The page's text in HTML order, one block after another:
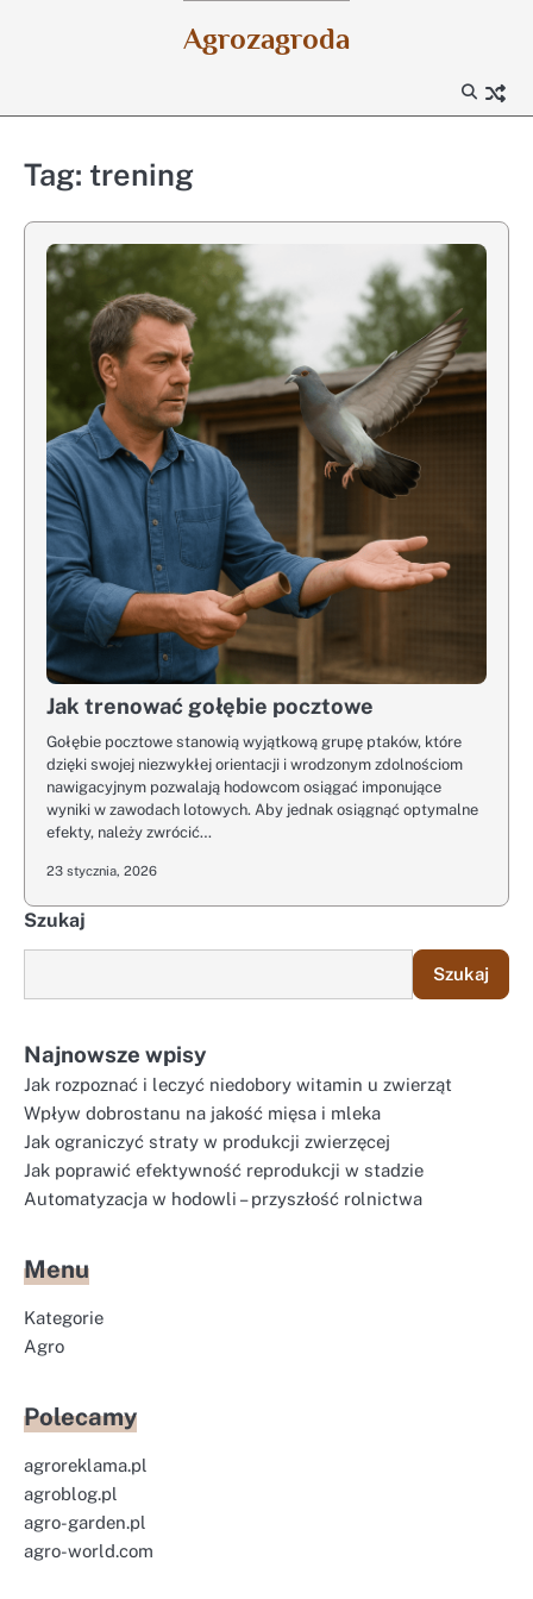
Agrozagroda
Tag: trening
Jak trenować gołębie pocztowe
Gołębie pocztowe stanowią wyjątkową grupę ptaków, które
dzięki swojej niezwykłej orientacji i wrodzonym zdolnościom
nawigacyjnym pozwalają hodowcom osiągać imponujące
wyniki w zawodach lotowych. Aby jednak osiągnąć optymalne
efekty, należy zwrócić…
23 stycznia, 2026
Szukaj
Szukaj
Najnowsze wpisy
Jak rozpoznać i leczyć niedobory witamin u zwierząt
Wpływ dobrostanu na jakość mięsa i mleka
Jak ograniczyć straty w produkcji zwierzęcej
Jak poprawić efektywność reprodukcji w stadzie
Automatyzacja w hodowli – przyszłość rolnictwa
Menu
Kategorie
Agro
Polecamy
agroreklama.pl
agroblog.pl
agro-garden.pl
agro-world.com